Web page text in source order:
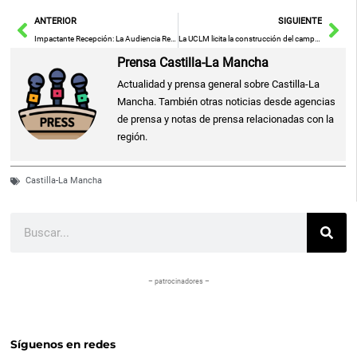
AntANTERIOR SIGUIENTE
Prensa Castilla-La Mancha
Actualidad y prensa general sobre Castilla-La
Mancha. También otras noticias desde agencias
de prensa y notas de prensa relacionadas con la
región.
Castilla-La Mancha
– patrocinadores –
Síguenos en redes